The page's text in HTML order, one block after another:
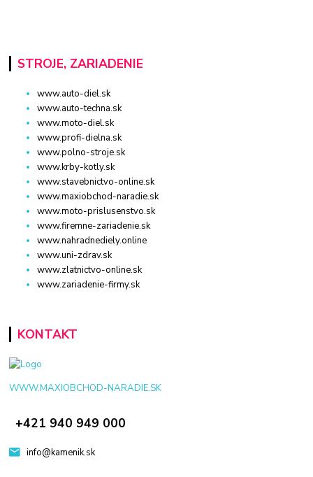
STROJE, ZARIADENIE
www.auto-diel.sk
www.auto-techna.sk
www.moto-diel.sk
www.profi-dielna.sk
www.polno-stroje.sk
www.krby-kotly.sk
www.stavebnictvo-online.sk
www.maxiobchod-naradie.sk
www.moto-prislusenstvo.sk
www.firemne-zariadenie.sk
www.nahradnediely.online
www.uni-zdrav.sk
www.zlatnictvo-online.sk
www.zariadenie-firmy.sk
KONTAKT
WWW.MAXIOBCHOD-NARADIE.SK
+421 940 949 000
info@kamenik.sk